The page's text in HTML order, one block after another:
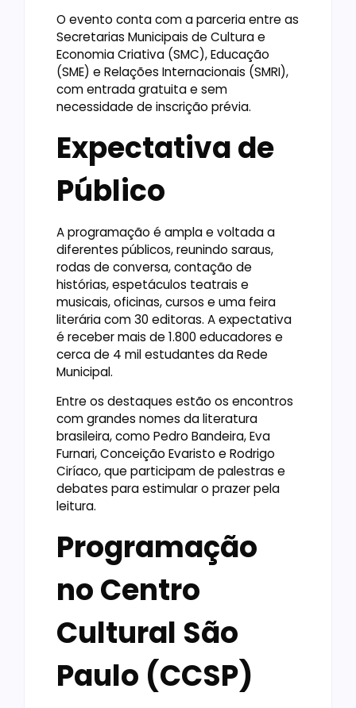
O evento conta com a parceria entre as
Secretarias Municipais de Cultura e
Economia Criativa (SMC), Educação
(SME) e Relações Internacionais (SMRI),
com entrada gratuita e sem
necessidade de inscrição prévia.
Expectativa de
Público
A programação é ampla e voltada a
diferentes públicos, reunindo saraus,
rodas de conversa, contação de
histórias, espetáculos teatrais e
musicais, oficinas, cursos e uma feira
literária com 30 editoras. A expectativa
é receber mais de 1.800 educadores e
cerca de 4 mil estudantes da Rede
Municipal.
Entre os destaques estão os encontros
com grandes nomes da literatura
brasileira, como Pedro Bandeira, Eva
Furnari, Conceição Evaristo e Rodrigo
Ciríaco, que participam de palestras e
debates para estimular o prazer pela
leitura.
Programação
no Centro
Cultural São
Paulo (CCSP)